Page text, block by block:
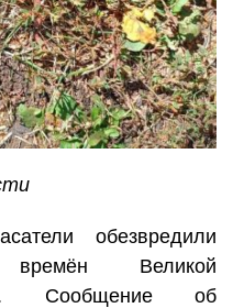
обезвредили
Великой
Сообщение об